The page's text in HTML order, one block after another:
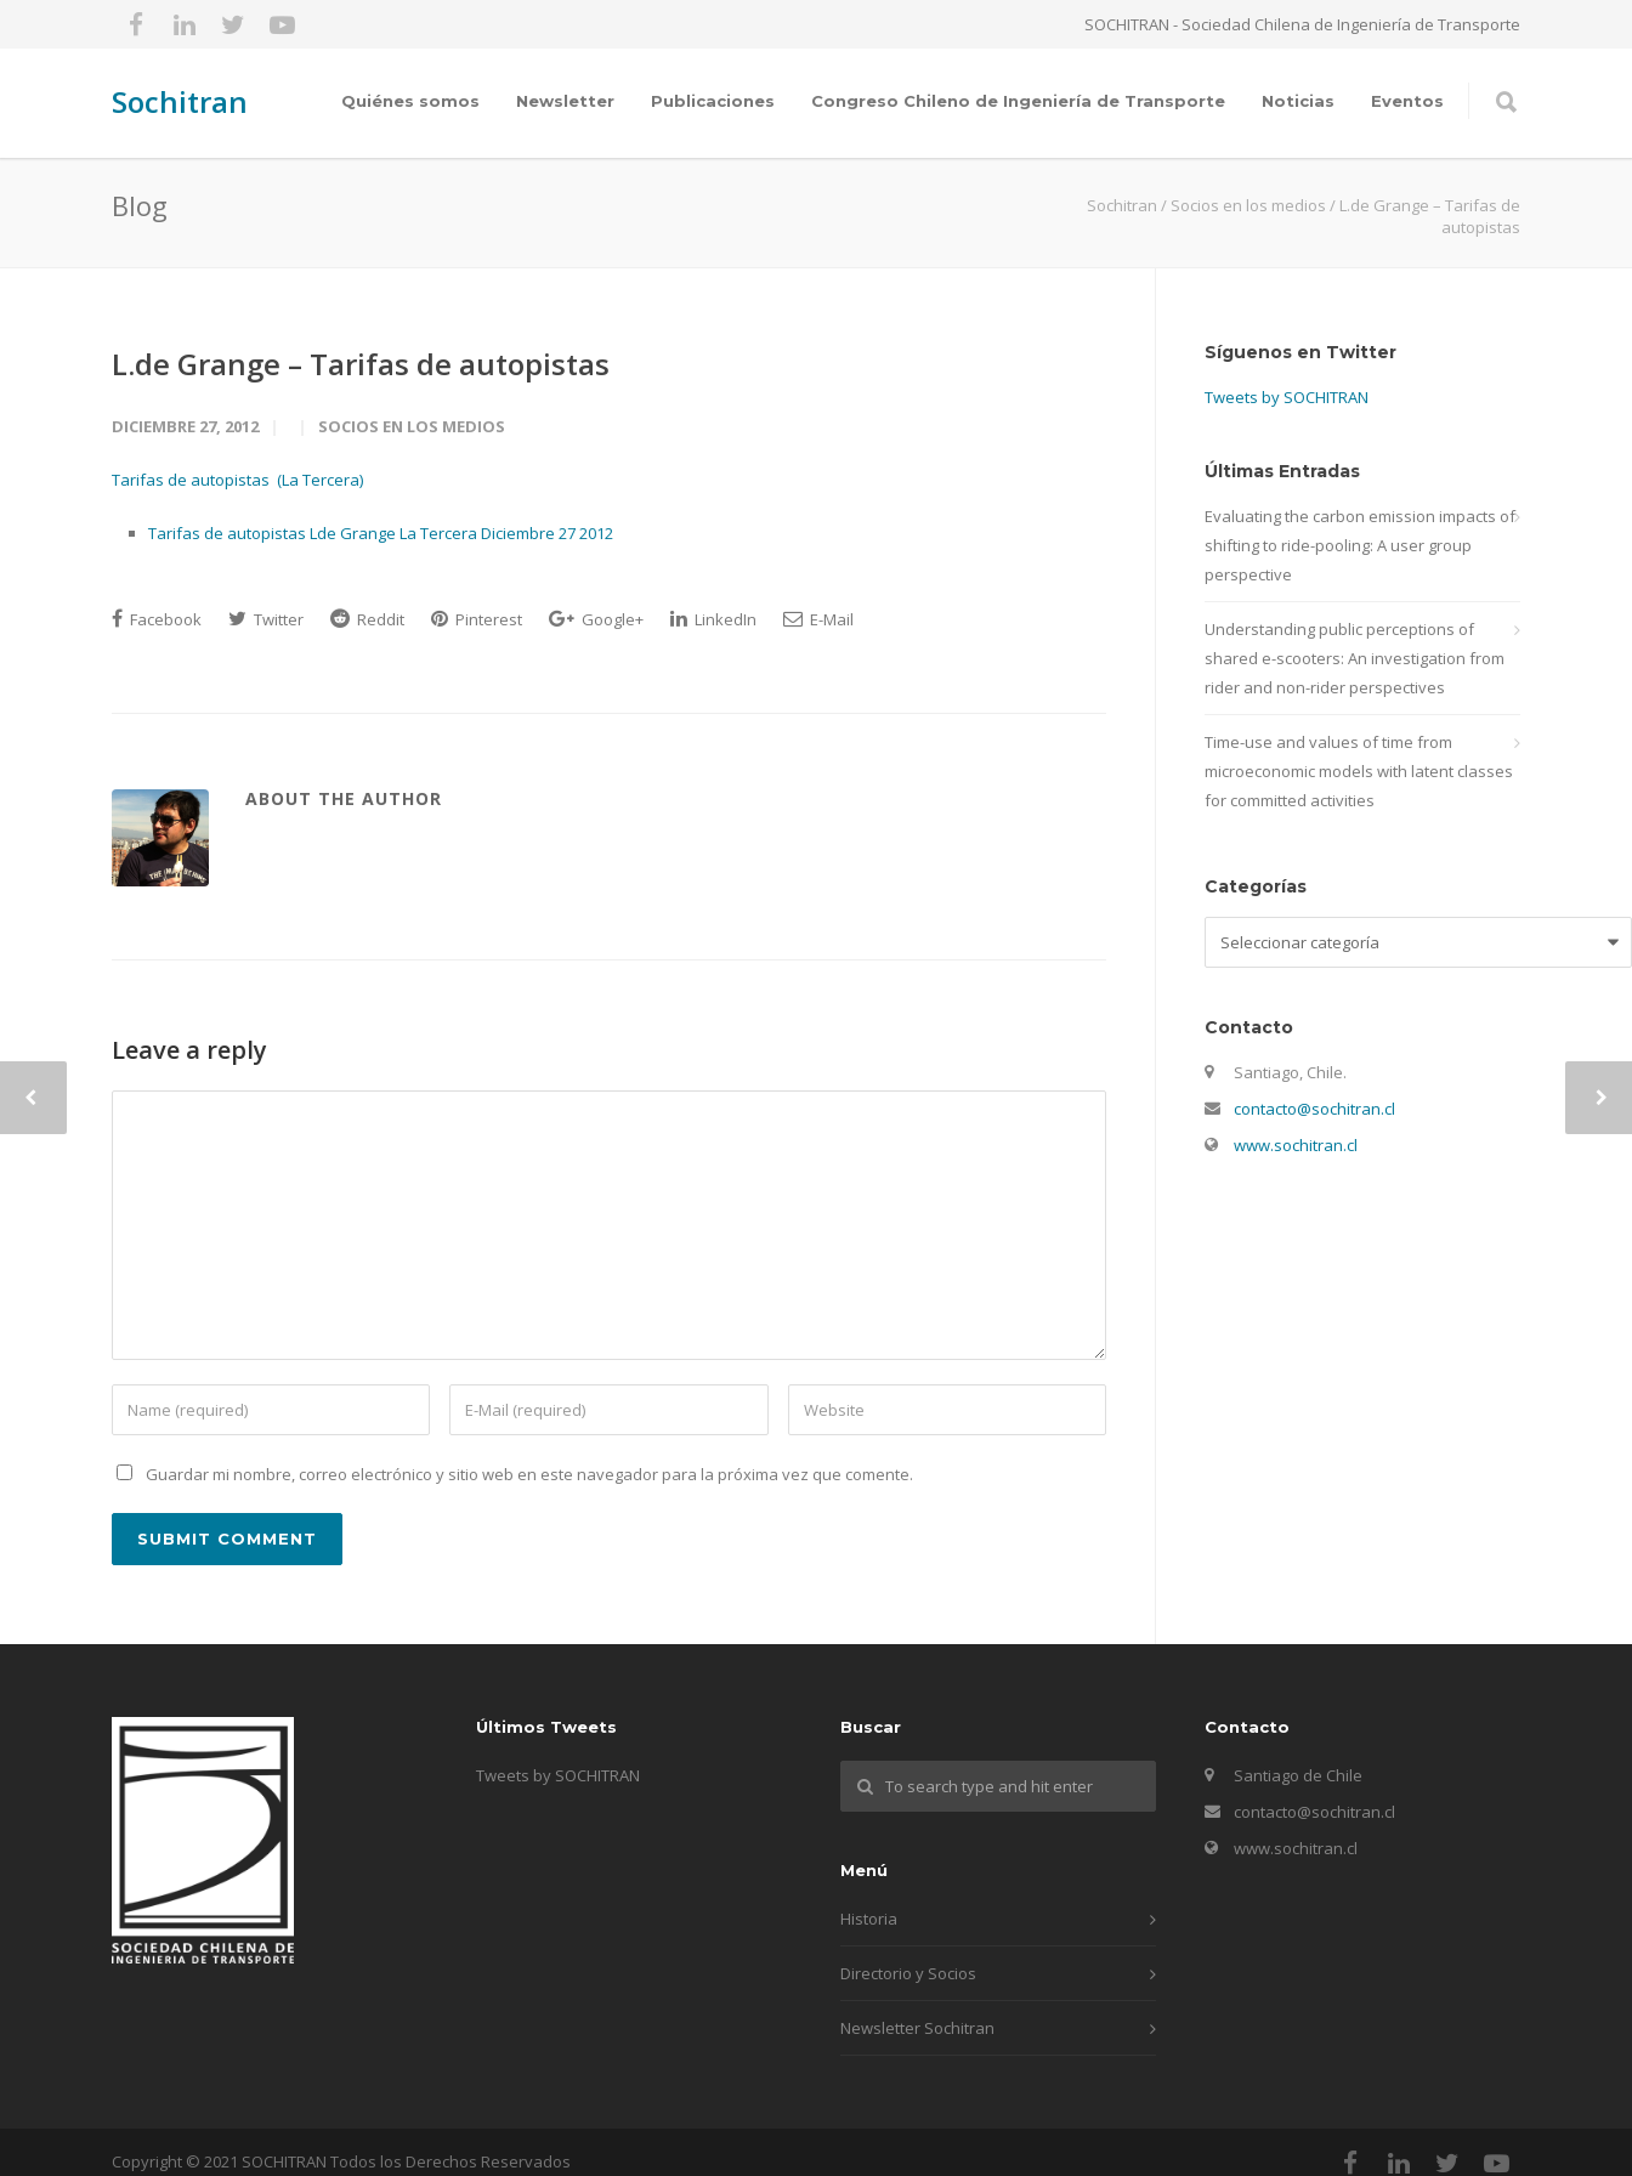
SOCHITRAN - Sociedad Chilena de Ingeniería de Transporte
Sochitran Quiénes somos Newsletter Publicaciones Congreso Chileno de Ingeniería de Transporte Noticias Eventos
Blog Sochitran / Socios en los medios / L.de Grange – Tarifas de
autopistas
L.de Grange – Tarifas de autopistas
DICIEMBRE 27, 2012 SOCIOS EN LOS MEDIOS
Tarifas de autopistas (La Tercera)
Tarifas de autopistas Lde Grange La Tercera Diciembre 27 2012
Facebook Twitter Reddit Pinterest Google+ LinkedIn E-Mail
ABOUT THE AUTHOR
Leave a reply
Guardar mi nombre, correo electrónico y sitio web en este navegador para la próxima vez que comente.
Síguenos en Twitter
Tweets by SOCHITRAN
Últimas Entradas
Evaluating the carbon emission impacts of
shifting to ride-pooling: A user group
perspective
Understanding public perceptions of
shared e-scooters: An investigation from
rider and non-rider perspectives
Time-use and values of time from
microeconomic models with latent classes
for committed activities
Categorías
Contacto
Santiago, Chile.
contacto@sochitran.cl
www.sochitran.cl
Últimos Tweets
Tweets by SOCHITRAN
Buscar
Menú
Historia
Directorio y Socios
Newsletter Sochitran
Contacto
Santiago de Chile
contacto@sochitran.cl
www.sochitran.cl
Copyright © 2021 SOCHITRAN Todos los Derechos Reservados